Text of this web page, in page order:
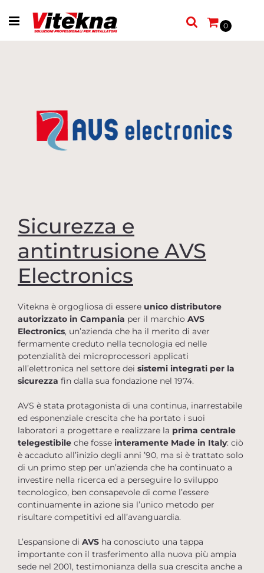
Open menu
0
Sicurezza e
antintrusione AVS
Electronics
Vitekna è orgogliosa di essere unico distributore
autorizzato in Campania per il marchio AVS
Electronics, un’azienda che ha il merito di aver
fermamente creduto nella tecnologia ed nelle
potenzialità dei microprocessori applicati
all’elettronica nel settore dei sistemi integrati per la
sicurezza fin dalla sua fondazione nel 1974.
AVS è stata protagonista di una continua, inarrestabile
ed esponenziale crescita che ha portato i suoi
laboratori a progettare e realizzare la prima centrale
telegestibile che fosse interamente Made in Italy: ciò
è accaduto all’inizio degli anni ’90, ma si è trattato solo
di un primo step per un’azienda che ha continuato a
investire nella ricerca ed a perseguire lo sviluppo
tecnologico, ben consapevole di come l’essere
continuamente in azione sia l’unico metodo per
risultare competitivi ed all’avanguardia.
L’espansione di AVS ha conosciuto una tappa
importante con il trasferimento alla nuova più ampia
sede nel 2001, testimonianza della sua crescita anche a